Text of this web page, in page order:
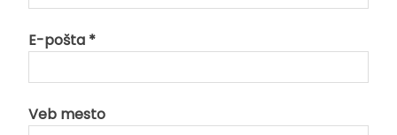
E-pošta *
Veb mesto